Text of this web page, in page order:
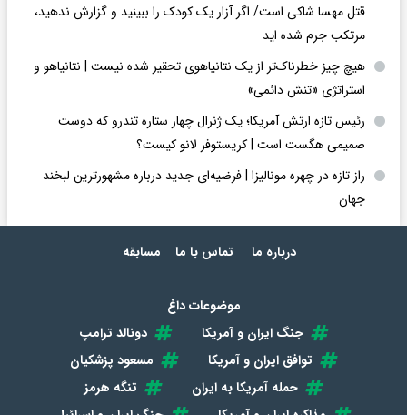
قتل مهسا شاکی است/ اگر آزار یک کودک را ببینید و گزارش ندهید،
مرتکب جرم شده اید
هیچ چیز خطرناک‌تر از یک نتانیاهوی تحقیر شده نیست | نتانیاهو و
استراتژی «تنش دائمی»
رئیس تازه ارتش آمریکا؛ یک ژنرال چهار ستاره تندرو که دوست
صمیمی هگست است | کریستوفر لانو کیست؟
راز تازه در چهره مونالیزا | فرضیه‌ای جدید درباره مشهورترین لبخند
جهان
درباره ما تماس با ما مسابقه
موضوعات داغ
جنگ ایران و آمریکا
دونالد ترامپ
توافق ایران و آمریکا
مسعود پزشکیان
حمله آمریکا به ایران
تنگه هرمز